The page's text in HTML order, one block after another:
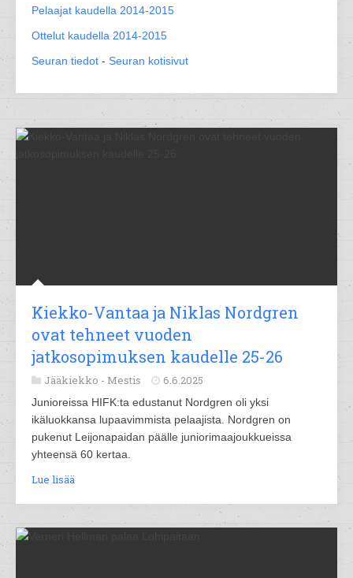
Pelaajat kaudella 2014-2015
Ottelut kaudella 2014-2015
Seuran tiedot - Seuran kotisivut
Kiekko-Vantaa ja Niklas Nordgren
ovat tehneet vuoden
jatkosopimuksen kaudelle 25-26
Jääkiekko - Mestis 6.6.2025
Junioreissa HIFK:ta edustanut Nordgren oli yksi
ikäluokkansa lupaavimmista pelaajista. Nordgren on
pukenut Leijonapaidan päälle juniorimaajoukkueissa
yhteensä 60 kertaa.
Lue lisää